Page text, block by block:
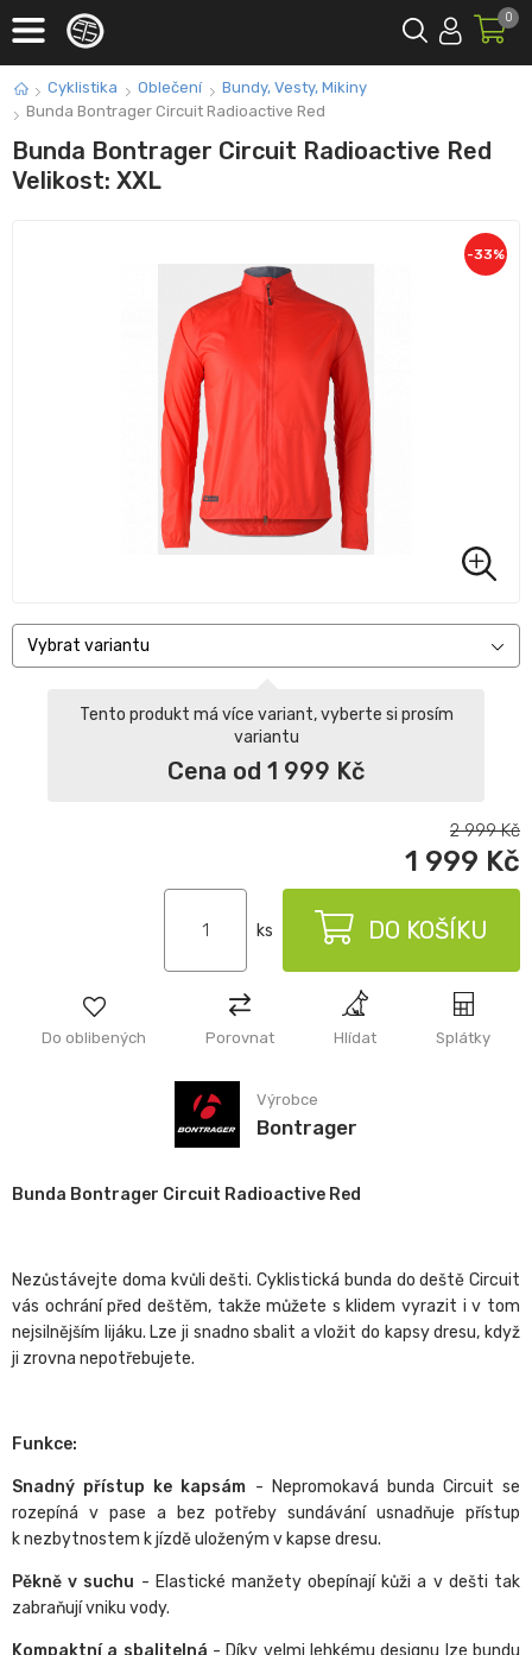
0
Cyklistika Oblečení
Bundy, Vesty, Mikiny
Bunda Bontrager Circuit Radioactive Red
Bunda Bontrager Circuit Radioactive Red
Velikost: XXL
-33%
Výrobce
Bontrager
Do oblibených Porovnat Hlídat Splátky
Vybrat variantu
Tento produkt má více variant, vyberte si prosím
variantu
Cena od 1 999 Kč
2 999Kč
1 999 Kč
ks DO KOŠÍKU
Bunda Bontrager Circuit Radioactive Red
Nezůstávejte doma kvůli dešti. Cyklistická bunda do deště Circuit
vás ochrání před deštěm, takže můžete s klidem vyrazit i v tom
nejsilnějším lijáku. Lze ji snadno sbalit a vložit do kapsy dresu, když
ji zrovna nepotřebujete.
Funkce:
Snadný přístup ke kapsám - Nepromokavá bunda Circuit se
rozepíná v pase a bez potřeby sundávání usnadňuje přístup
k nezbytnostem k jízdě uloženým v kapse dresu.
Pěkně v suchu - Elastické manžety obepínají kůži a v dešti tak
zabraňují vniku vody.
Kompaktní a sbalitelná - Díky velmi lehkému designu lze bundu